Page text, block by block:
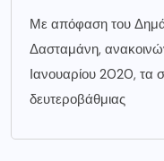
Με απόφαση του
Δασταμάνη,
Ιανουαρίου 2020, τα
δευτεροβάθμιας